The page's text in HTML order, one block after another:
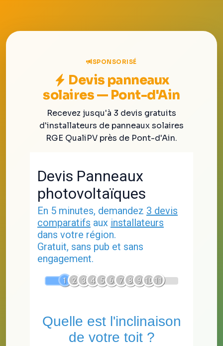
SPONSORISÉ
Devis panneaux
solaires — Pont-d'Ain
Recevez jusqu'à 3 devis gratuits
d'installateurs de panneaux solaires
RGE QualiPV près de Pont-d'Ain.
Devis Panneaux
photovoltaïques
En 5 minutes, demandez 3 devis
comparatifs aux installateurs
dans votre région.
Gratuit, sans pub et sans
engagement.
1 2 3 4 5 6 7 8 9 10 11
Quelle est l'inclinaison
de votre toit ?